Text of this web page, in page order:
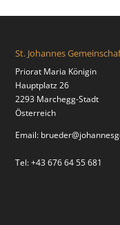
St. Johannes
Priorat Maria Königin
Hauptplatz 26
2293 Marchegg-Stadt
Österreich
Email:
Tel: +43 676 64 55 681